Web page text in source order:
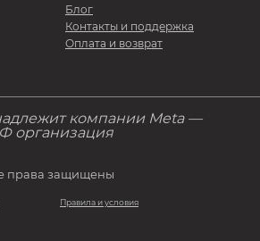
Блог
Контакты и поддержка
Оплата и возврат
компании Meta —
организация
права защищены
Правила и условия